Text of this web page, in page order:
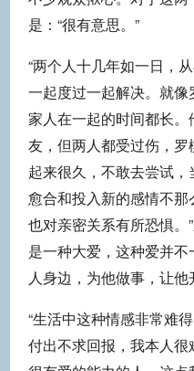
是：“很有意思。”
“两个人十几年如一日，
一起度过一起解决。就
家人在一起的时间都长
友，但两人都受过伤，
起来很久，不敢去尝试，
愈合和投入新的感情不那
也对亲密关系有所恐惧。
是一种大爱，这种爱并
人身边，为他做事，让他
“生活中这种情感非常难
付出不求回报，我本人